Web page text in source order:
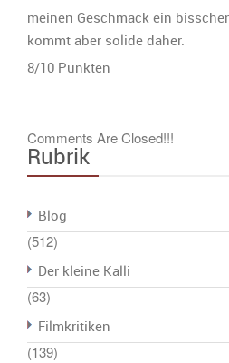
meinen Geschmack ein
kommt aber solide daher.
8/10 Punkten
Comments Are Closed!!!
Rubrik
Blog
(512)
Der kleine Kalli
(63)
Filmkritiken
(139)